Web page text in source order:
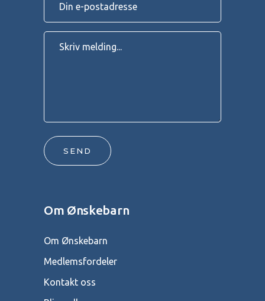
SEND
Om Ønskebarn
Om Ønskebarn
Medlemsfordeler
Kontakt oss